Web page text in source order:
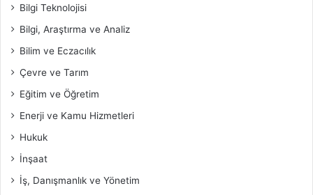
Bilgi Teknolojisi
Bilgi, Araştırma ve Analiz
Bilim ve Eczacılık
Çevre ve Tarım
Eğitim ve Öğretim
Enerji ve Kamu Hizmetleri
Hukuk
İnşaat
İş, Danışmanlık ve Yönetim